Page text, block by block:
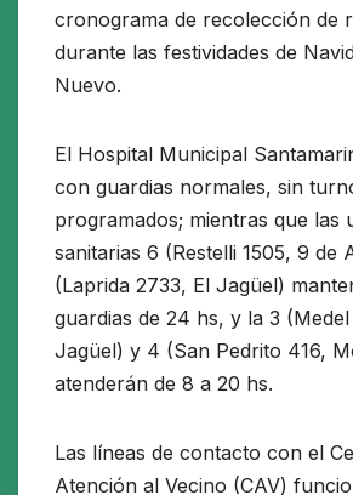
cronograma de recolección de
durante las festividades de
Nuevo.
El Hospital Municipal
con guardias normales, sin
programados; mientras que las
sanitarias 6 (Restelli 1505, 9 de
(Laprida 2733, El Jagüel)
guardias de 24 hs, y la 3 (Medel
Jagüel) y 4 (San Pedrito 416,
atenderán de 8 a 20 hs.
Las líneas de contacto con el
Atención al Vecino (CAV)